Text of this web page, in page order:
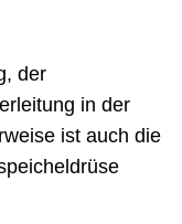
der
in der
ist auch die